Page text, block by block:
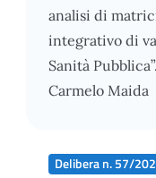
analisi di
integrativo di
Sanità
Carmelo Maida
Delibera n. 57/